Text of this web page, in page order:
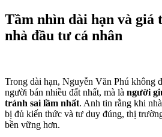
Tầm nhìn dài hạn và giá
nhà đầu tư cá nhân
Trong dài hạn, Nguyễn Văn Phú không
người bán nhiều đất nhất, mà là người
tránh sai lầm nhất. Anh tin rằng khi
bị đủ kiến thức và tư duy đúng, thị
bền vững hơn.